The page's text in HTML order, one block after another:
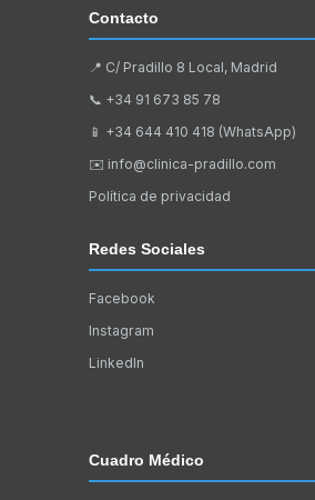
Contacto
📍 C/ Pradillo 8 Local, Madrid
📞 +34 91 673 85 78
📱 +34 644 410 418 (WhatsApp)
✉️ info@clinica-pradillo.com
Política de privacidad
Redes Sociales
Facebook
Instagram
LinkedIn
Cuadro Médico